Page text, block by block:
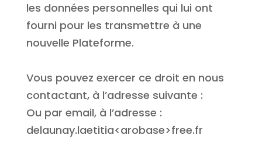
les données personnelles qui lui ont
fourni pour les transmettre à une
nouvelle Plateforme.
Vous pouvez exercer ce droit en nous
contactant, à l’adresse suivante :
Ou par email, à l’adresse :
delaunay.laetitia<arobase>free.fr